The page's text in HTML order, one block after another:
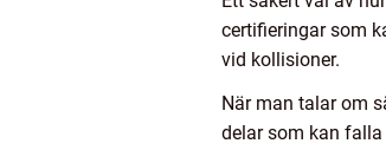
certifieringar som
vid kollisioner.
När man talar om
delar som kan